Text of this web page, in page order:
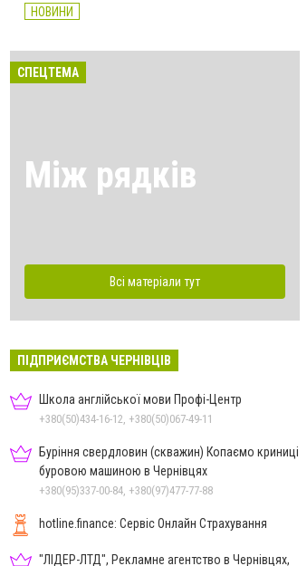
НОВИНИ
СПЕЦТЕМА
Між рядків
Всі матеріали тут
ПІДПРИЄМСТВА ЧЕРНІВЦІВ
Школа англійської мови Профі-Центр
+380(50)434-16-12, +380(50)067-49-11
Буріння свердловин (скважин) Копаємо криниці
буровою машиною в Чернівцях
+380(95)337-00-84, +380(97)477-77-88
hotline.finance: Сервіс Онлайн Страхування
"ЛІДЕР-ЛТД", Рекламне агентство в Чернівцях,